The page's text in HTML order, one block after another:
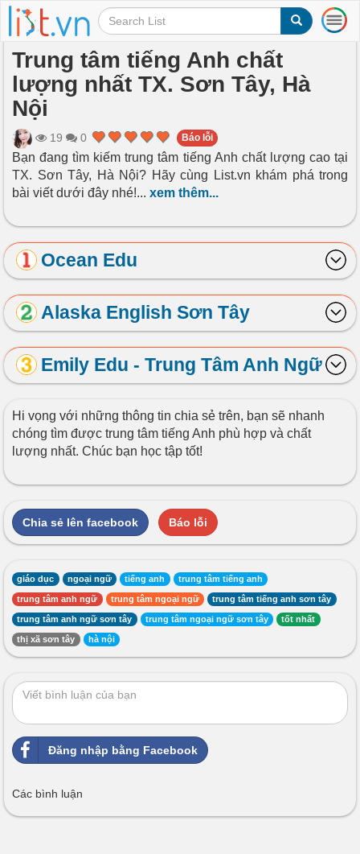
T
o
i
g
i
o
n
Trung tâm tiếng Anh chất
lượng nhất TX. Sơn Tây, Hà
Nội
19 0 Báo lỗi
Bạn đang tìm kiếm trung tâm tiếng Anh chất lượng cao tại
TX. Sơn Tây, Hà Nội? Hãy cùng List.vn khám phá trong
bài viết dưới đây nhé!... xem thêm...
Ocean Edu
Alaska English Sơn Tây
Emily Edu - Trung Tâm Anh Ngữ
Hi vọng với những thông tin chia sẻ trên, bạn sẽ nhanh
chóng tìm được trung tâm tiếng Anh phù hợp và chất
lượng nhất. Chúc bạn học tập tốt!
Chia sẻ lên facebook Báo lỗi
giáo dục ngoại ngữ tiếng anh trung tâm tiếng anh
trung tâm anh ngữ trung tâm ngoại ngữ trung tâm tiếng anh sơn tây
trung tâm anh ngữ sơn tây trung tâm ngoại ngữ sơn tây tốt nhất
thị xã sơn tây hà nội
Đăng nhập bằng Facebook
Các bình luận